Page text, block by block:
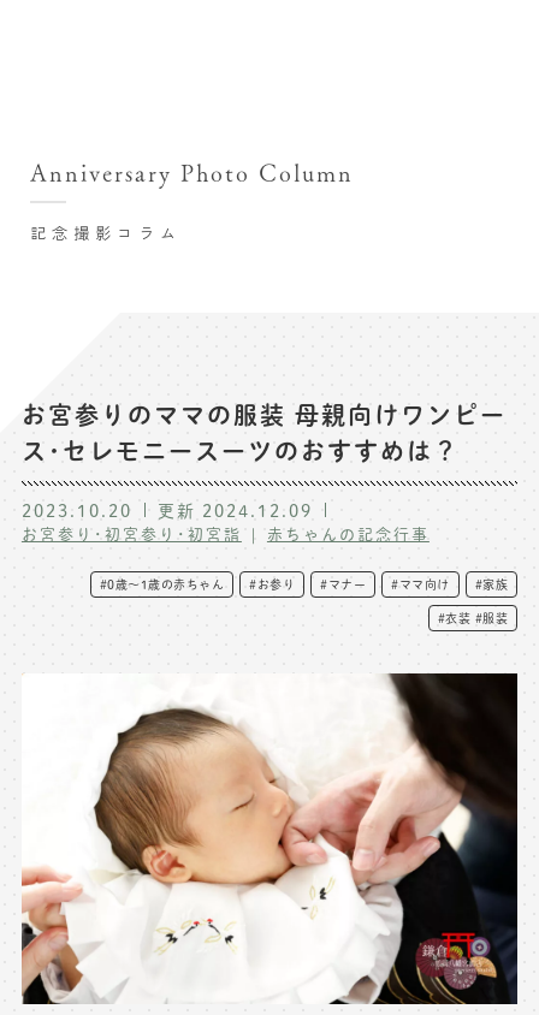
七五三お参り用着物レンタル
ハーフバースデー撮影
卒業袴･卒業写真撮影
入園入学･卒園卒業記念撮影
ハーフ成人式･10歳の祝い記念撮影
家族写真･記念写真撮影
ペット写真撮影
初節句記念写真撮影
フレンド記念撮影
フォトウェディング
記念撮影コラム
よくある質問
写真商品一覧
キャンペーン･限定プラン情報
無料会員登録
料金シミュレーション
お問い合わせ窓口
店舗情報についてはお手数ですが
各店舗までお問い合わせください
記念撮影コラム
Anniversary Photo Column
お宮参りのママの服装 母親向けワンピー
ス･セレモニースーツのおすすめは？
2023.10.20 更新 2024.12.09
お宮参り･初宮参り･初宮詣 赤ちゃんの記念行事
#0歳～1歳の赤ちゃん #お参り #マナー #ママ向け
#家族
#衣装 #服装